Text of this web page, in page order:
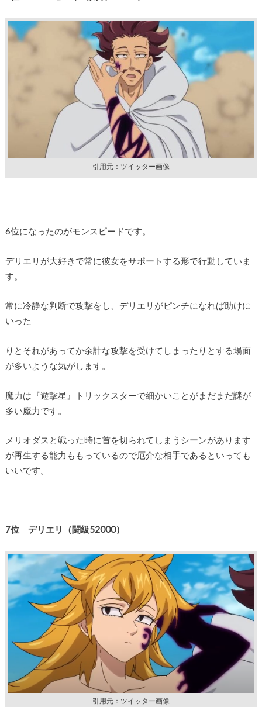
引用元：ツイッター画像
6位になったのがモンスピードです。
デリエリが大好きで常に彼女をサポートする形で行動していま
す。
常に冷静な判断で攻撃をし、デリエリがピンチになれば助けに
いった
りとそれがあってか余計な攻撃を受けてしまったりとする場面
が多いような気がします。
魔力は『遊撃星』トリックスターで細かいことがまだまだ謎が
多い魔力です。
メリオダスと戦った時に首を切られてしまうシーンがあります
が再生する能力ももっているので厄介な相手であるといっても
いいです。
7位 デリエリ （闘級52000）
引用元：ツイッター画像